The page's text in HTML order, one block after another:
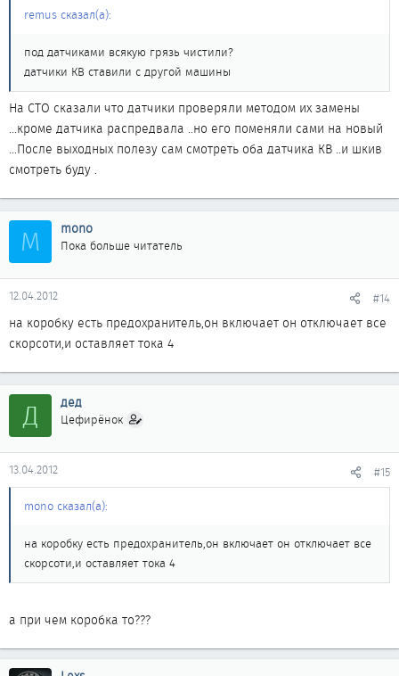
remus сказал(а):
под датчиками всякую грязь чистили?
датчики КВ ставили с другой машины
На СТО сказали что датчики проверяли методом их замены
...кроме датчика распредвала ..но его поменяли сами на новый
...После выходных полезу сам смотреть оба датчика КВ ..и шкив
смотреть буду .
M mono
Пока больше читатель
12.04.2012 #14
на коробку есть предохранитель,он включает он отключает все
скорсоти,и оставляет тока 4
Д дед
Цефирёнок
13.04.2012 #15
mono сказал(а):
на коробку есть предохранитель,он включает он отключает все
скорсоти,и оставляет тока 4
а при чем коробка то???